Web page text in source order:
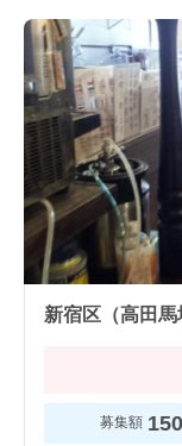
新宿区（高田
募集額 150